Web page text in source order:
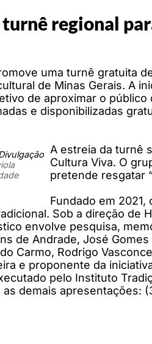
regional
uma turnê gratuita
de Minas Gerais. A
de aproximar o
e disponibilizadas
A estreia da turnê
Cultura Viva. O
pretende resgatar
Fundado em
Sob a direção
envolve pesquisa,
de Andrade, José
Carmo, Rodrigo
e proponente da
pelo Instituto
demais apresentações: